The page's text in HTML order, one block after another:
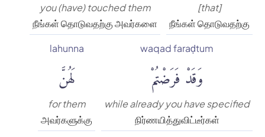
[that]
நீங்கள் தொடுவதற்கு
you (have) touched them
நீங்கள் தொடுவதற்கு அவர்களை
waqad faraḍtum
وَقَدْ فَرَضْتُمْ
while already you have specified
நிர்ணயித்துவிட்டீர்கள்
lahunna
لَهُنَّ
for them
அவர்களுக்கு